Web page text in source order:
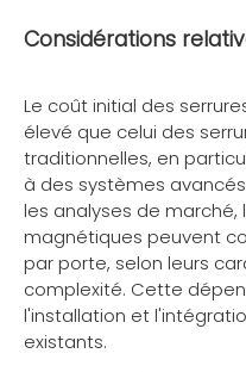
Considérations
Le coût initial des
élevé que celui des
traditionnelles, en
à des systèmes
les analyses de
magnétiques peuvent
par porte, selon leurs
complexité. Cette
l'installation et
existants.